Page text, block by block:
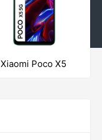
Xiaomi Poco X5